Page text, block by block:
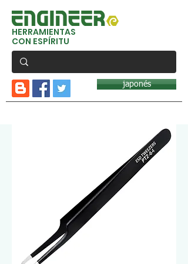
HERRAMIENTAS
CON ESPÍRITU
japonés